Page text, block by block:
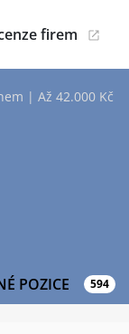
firem
| Až 42.000 Kč
POZICE 594